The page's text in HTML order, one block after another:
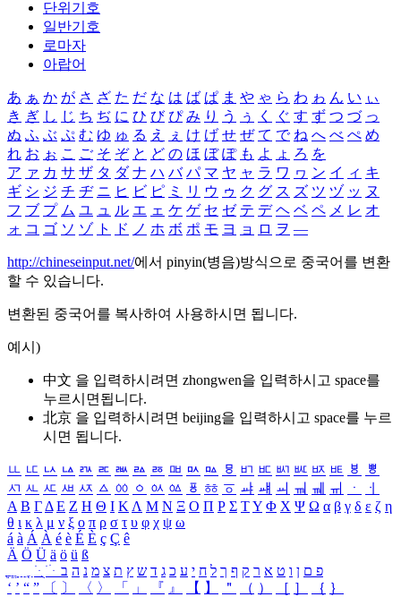
단위기호
일반기호
로마자
아랍어
あ ぁ か が さ ざ た だ な は ば ぱ ま や ゃ ら わ ゎ ん い ぃ
き ぎ し じ ち ぢ に ひ び ぴ み り う ぅ く ぐ す ず つ づ っ
ぬ ふ ぶ ぷ む ゆ ゅ る え ぇ け げ せ ぜ て で ね へ べ ぺ め
れ お ぉ こ ご そ ぞ と ど の ほ ぼ ぽ も よ ょ ろ を
ア ァ カ サ ザ タ ダ ナ ハ バ パ マ ヤ ャ ラ ワ ヮ ン イ ィ キ
ギ シ ジ チ ヂ ニ ヒ ビ ピ ミ リ ウ ゥ ク グ ス ズ ツ ヅ ッ ヌ
フ ブ プ ム ユ ュ ル エ ェ ケ ゲ セ ゼ テ デ ヘ ベ ペ メ レ オ
ォ コ ゴ ソ ゾ ト ド ノ ホ ボ ポ モ ヨ ョ ロ ヲ ―
http://chineseinput.net/에서 pinyin(병음)방식으로 중국어를 변환
할 수 있습니다.
변환된 중국어를 복사하여 사용하시면 됩니다.
예시)
中文 을 입력하시려면 zhongwen을 입력하시고 space를
누르시면됩니다.
北京 을 입력하시려면 beijing을 입력하시고 space를 누르
시면 됩니다.
ㅥ ㅦ ㅧ ㅨ ㅩ ㅪ ㅫ ㅬ ㅭ ㅮ ㅯ ㅰ ㅱ ㅲ ㅳ ㅴ ㅵ ㅶ ㅷ ㅸ
ㅹ
ㅺ ㅻ ㅼ ㅽ ㅾ ㅿ ㆀ ㆁ ㆂ ㆃ ㆄ ㆅ ㆆ ㆇ ㆈ ㆉ ㆊ ㆋ ㆌ ㆍ
ㆎ
Α Β ΓΔ Ε Ζ Η Θ Ι ΚΛ Μ Ν Ξ Ο Π Ρ Σ ΤΥ Φ Χ Ψ Ω α β γ δ ε ζ η
θ ι κ λ μ ν ξ ο π ρ σ τ υ φ χ ψ ω
á à Á À é è É È ç Ç ê
Ä Ö Ü ä ö ü ß
ִֶֹ ֻּ ׁׂ פ ם ן ו ט א ר ק ף ך ל ח י ע כ ג ד ש ץ ת צ מ נ ה ב
‘ ’ “ ” 〔 〕 〈 〉 「 」 『 』 【 】 ＂ （ ） ［ ］ ｛ ｝